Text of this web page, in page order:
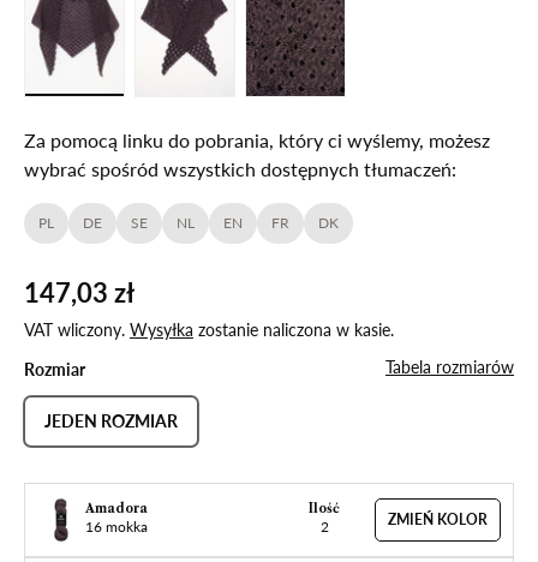
Za pomocą linku do pobrania, który ci wyślemy, możesz
wybrać spośród wszystkich dostępnych tłumaczeń:
PL DE SE NL EN FR DK
147,03 zł
VAT wliczony. Wysyłka zostanie naliczona w kasie.
Rozmiar
Tabela rozmiarów
JEDEN ROZMIAR
Amadora
16 mokka
Ilość
2 ZMIEŃ KOLOR